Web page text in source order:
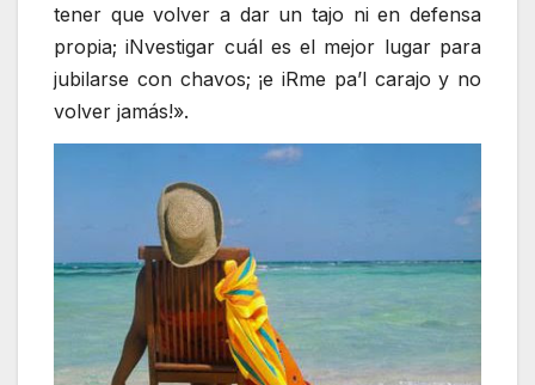
tener que volver a dar un tajo ni en defensa
propia; iNvestigar cuál es el mejor lugar para
jubilarse con chavos; ¡e iRme pa’l carajo y no
volver jamás!».